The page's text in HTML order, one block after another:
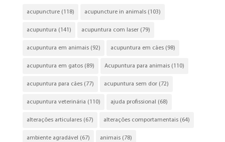
acupuncture(118) acupuncture in animals(103)
acupuntura (141) acupuntura com laser(79)
acupuntura em animais(92) acupuntura em cães(98)
acupuntura em gatos(89) Acupuntura para animais(110)
acupuntura para cães(77) acupuntura sem dor(72)
acupuntura veterinária (110) ajuda profissional (68)
alterações articulares(67) alterações comportamentais(64)
ambiente agradável (67) animais(78)